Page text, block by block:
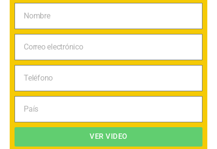
VER VIDEO